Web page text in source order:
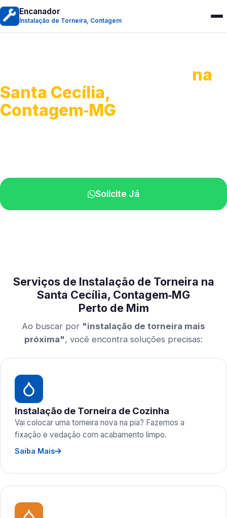
Encanador
Instalação de Torneira, Contagem
na
Santa Cecília,
Contagem‑MG
Solicite Já
Serviços de Instalação de Torneira na
Santa Cecília, Contagem‑MG
Perto de Mim
Ao buscar por "instalação de torneira mais
próxima", você encontra soluções precisas:
Instalação de Torneira de Cozinha
Vai colocar uma torneira nova na pia? Fazemos a
fixação e vedação com acabamento limpo.
Saiba Mais